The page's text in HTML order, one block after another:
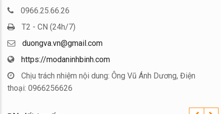
0966.25.66.26
T2 - CN (24h/7)
duongva.vn@gmail.com
https://modaninhbinh.com
Chịu trách nhiệm nội dung: Ông Vũ Ánh Dương, Điện
thoại: 0966256626